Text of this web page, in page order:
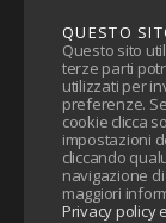
QUESTO
Questo sito
terze parti
utilizzati per
preferenze.
cookie clicca
impostazioni
cliccando
navigazione
maggiori
Privacy policy